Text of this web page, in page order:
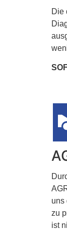
Die
uns
zu
ist